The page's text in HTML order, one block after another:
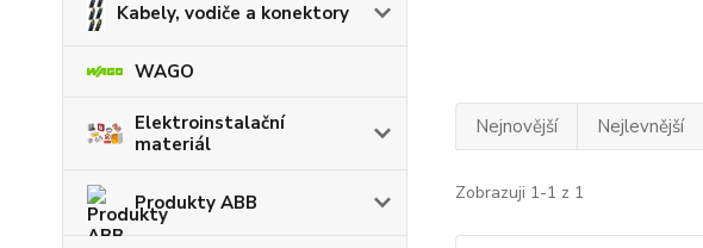
Kabely, vodiče a konektory
WAGO
Elektroinstalační
materiál
Produkty ABB
Nejnovější Nejlevnější
Zobrazuji 1-1 z 1